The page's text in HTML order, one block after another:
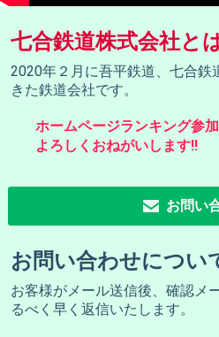
七合鉄道株式会社と
2020年２月に吾平鉄道、七合鉄
きた鉄道会社です。
ホームページランキング参
よろしくおねがいします‼
お問い
お問い合わせについ
お客様がメール送信後、確認メ
るべく早く返信いたします。